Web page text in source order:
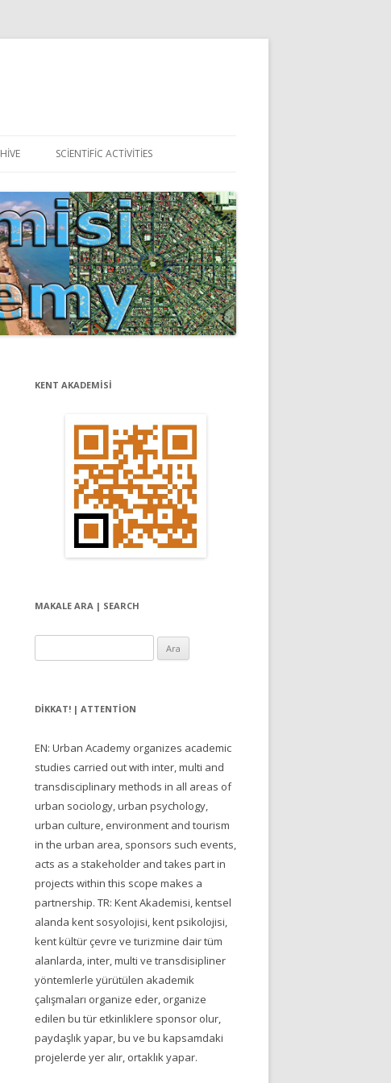
SCIENTIFIC ACTIVITIES
KENT AKADEMİSİ
MAKALE ARA | SEARCH
DIKKAT! | ATTENTION
EN: Urban Academy organizes academic
studies carried out with inter, multi and
transdisciplinary methods in all areas of
urban sociology, urban psychology,
urban culture, environment and tourism
in the urban area, sponsors such events,
acts as a stakeholder and takes part in
projects within this scope makes a
partnership. TR: Kent Akademisi, kentsel
alanda kent sosyolojisi, kent psikolojisi,
kent kültür çevre ve turizmine dair tüm
alanlarda, inter, multi ve transdisipliner
yöntemlerle yürütülen akademik
çalışmaları organize eder, organize
edilen bu tür etkinliklere sponsor olur,
paydaşlık yapar, bu ve bu kapsamdaki
projelerde yer alır, ortaklık yapar.